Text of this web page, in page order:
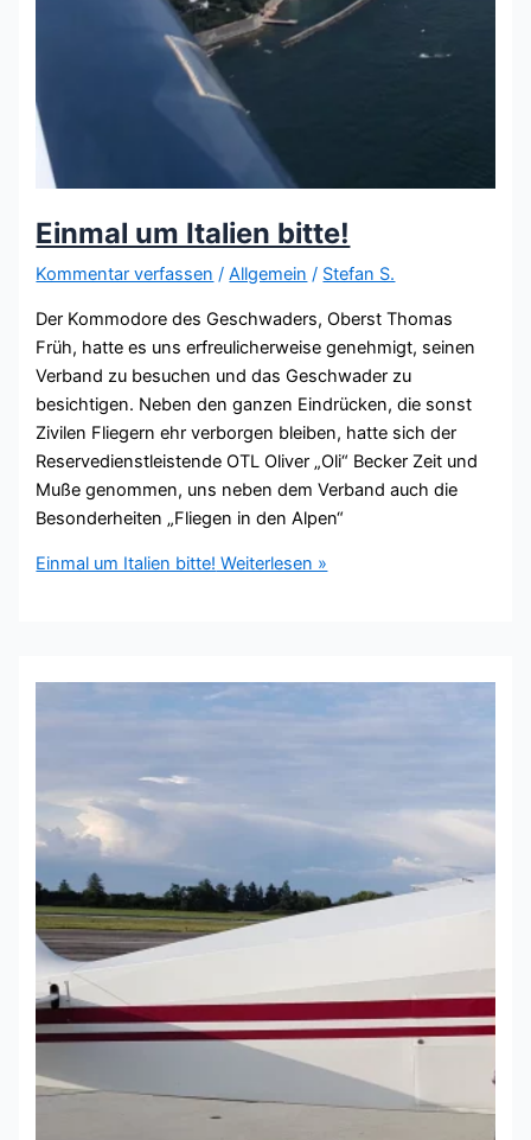
Einmal um Italien bitte!
Kommentar verfassen /Allgemein / Stefan S.
Der Kommodore des Geschwaders, Oberst Thomas
Früh, hatte es uns erfreulicherweise genehmigt, seinen
Verband zu besuchen und das Geschwader zu
besichtigen. Neben den ganzen Eindrücken, die sonst
Zivilen Fliegern ehr verborgen bleiben, hatte sich der
Reservedienstleistende OTL Oliver „Oli“ Becker Zeit und
Muße genommen, uns neben dem Verband auch die
Besonderheiten „Fliegen in den Alpen“
Einmal um Italien bitte! Weiterlesen »